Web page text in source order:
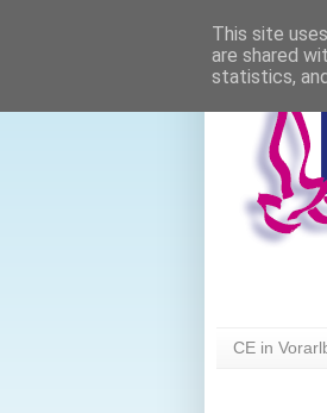
CE in
This site
are shared
statistics,